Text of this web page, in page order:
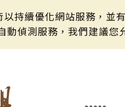
持續優化網站服務，並
動偵測服務，我們建議